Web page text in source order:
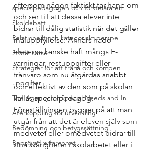
specialpedagogen och försteläraren
Skoldebatt
Relationellt och kategoriskt perspe
Stödinsatser
Strategier för att träna och kompen
uppgifter
The Agency for Special Needs and In
Återkoppling för utveckling
Bedömning och betygssättning
Beprövad erfarenhet
eftersom någon faktiskt tar hand om
och ser till att dessa elever inte
bidrar till dålig statistik när det gäller
måluppfyllelse. Annars hade
eleverna kanske haft många F-
varningar, restuppgifter eller
frånvaro som nu åtgärdas snabbt
och effektivt av den som på skolan
kallas specialpedagog.
Föreställningen bygger på att man
utgår från att det är eleven själv som
medvetet eller omedvetet bidrar till
sina svårigheter i skolarbetet eller i